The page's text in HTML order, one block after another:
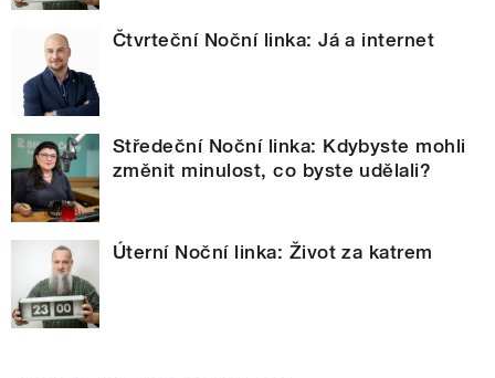
Čtvrteční Noční linka: Já a internet
Středeční Noční linka: Kdybyste mohli
změnit minulost, co byste udělali?
Úterní Noční linka: Život za katrem